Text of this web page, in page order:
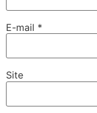
E-mail *
Site